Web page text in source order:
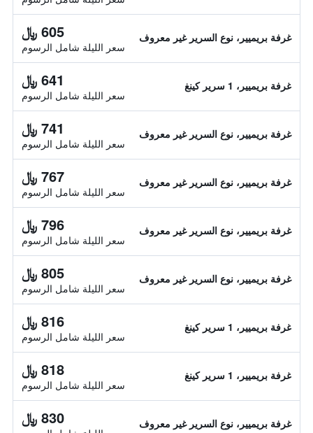
غرفة بريميير، نوع السرير غير معروف 605 ﷼
سعر الليلة شامل الرسوم
غرفة بريميير، 1 سرير كينغ 641 ﷼
سعر الليلة شامل الرسوم
غرفة بريميير، نوع السرير غير معروف 741 ﷼
سعر الليلة شامل الرسوم
غرفة بريميير، نوع السرير غير معروف 767 ﷼
سعر الليلة شامل الرسوم
غرفة بريميير، نوع السرير غير معروف 796 ﷼
سعر الليلة شامل الرسوم
غرفة بريميير، نوع السرير غير معروف 805 ﷼
سعر الليلة شامل الرسوم
غرفة بريميير، 1 سرير كينغ 816 ﷼
سعر الليلة شامل الرسوم
غرفة بريميير، 1 سرير كينغ 818 ﷼
سعر الليلة شامل الرسوم
غرفة بريميير، نوع السرير غير معروف 830 ﷼